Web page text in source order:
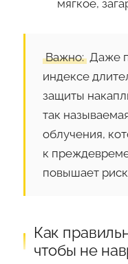
мягкое,
Важно: Даже
индексе
защиты
так
облучения,
к
повышает
Как
чтобы не